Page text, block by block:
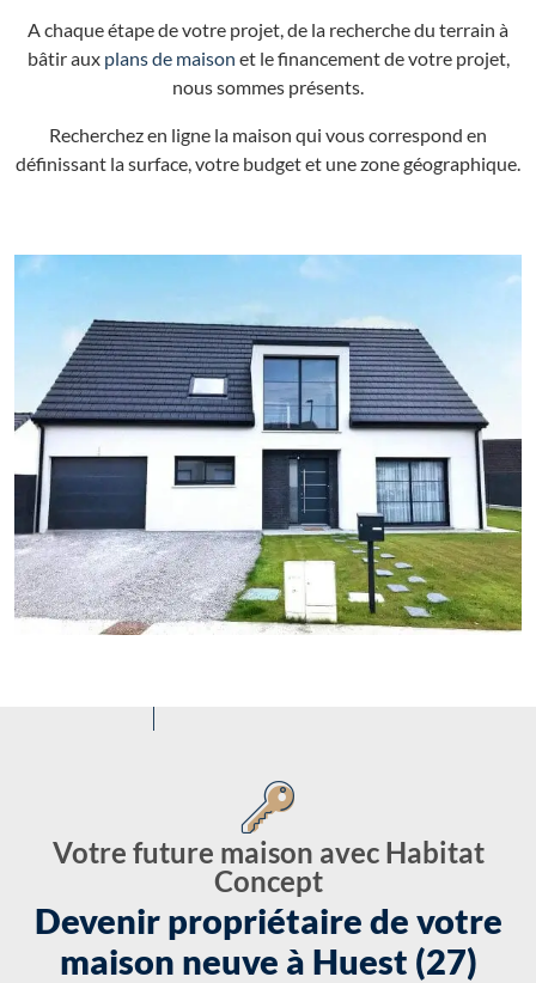
A chaque étape de votre projet, de la recherche du terrain à
bâtir aux plans de maison et le financement de votre projet,
nous sommes présents.
Recherchez en ligne la maison qui vous correspond en
définissant la surface, votre budget et une zone géographique.
Votre future maison avec Habitat
Concept
Devenir propriétaire de votre
maison neuve à Huest (27)